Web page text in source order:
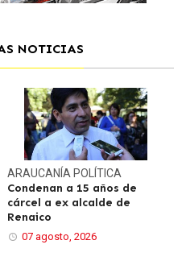
NOTICIAS
ARAUCANÍA POLÍTICA
Condenan a 15 años de
cárcel a ex alcalde de
Renaico
07 agosto, 2026